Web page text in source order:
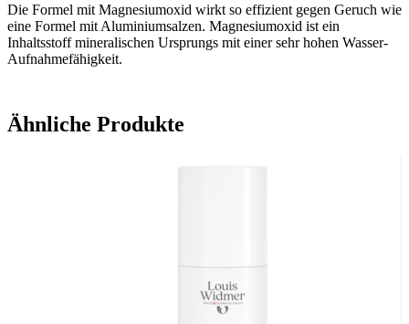
Die Formel mit Magnesiumoxid wirkt so effizient gegen Geruch wie
eine Formel mit Aluminiumsalzen. Magnesiumoxid ist ein
Inhaltsstoff mineralischen Ursprungs mit einer sehr hohen Wasser-
Aufnahmefähigkeit.
Ähnliche Produkte